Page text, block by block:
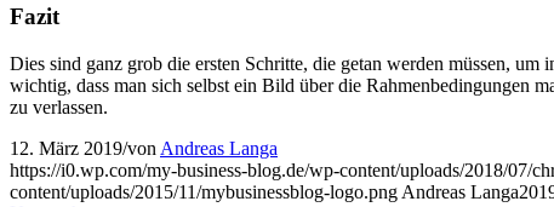
Fazit
Dies sind ganz grob die ersten Schritte, die getan werden müssen,
wichtig, dass man sich selbst ein Bild über die Rahmenbedingungen
zu verlassen.
12. März 2019/von Andreas Langa
https://i0.wp.com/my-business-blog.de/wp-content/uploads/2018/07/
content/uploads/2015/11/mybusinessblog-logo.png Andreas Langa